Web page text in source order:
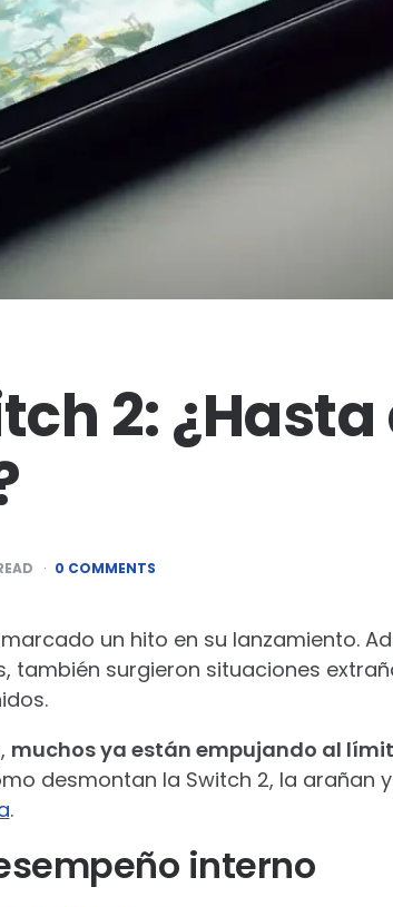
2:
0 COMMENTS
un hito en su lanzamiento.
también surgieron situaciones
muchos ya están empujando al
desmontan la Switch 2, la arañan
.
interno